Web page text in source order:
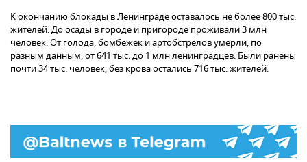
К окончанию блокады в Ленинграде оставалось не более 800 тыс.
жителей. До осады в городе и пригороде проживали 3 млн
человек. От голода, бомбежек и артобстрелов умерли, по
разным данным, от 641 тыс. до 1 млн ленинградцев. Были ранены
почти 34 тыс. человек, без крова остались 716 тыс. жителей.